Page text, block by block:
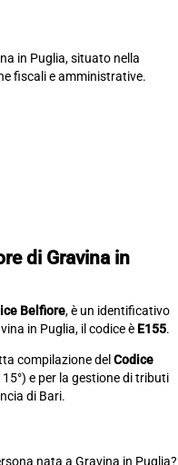
in Puglia, situato nella
fiscali e amministrative.
di Gravina in
Belfiore, è un identificativo
in Puglia, il codice è E155.
compilazione del Codice
e per la gestione di tributi
di Bari.
nata a Gravina in Puglia?